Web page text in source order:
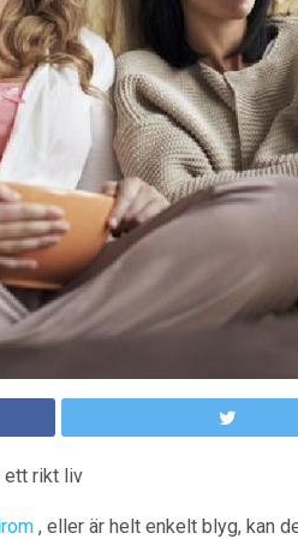
ett rikt liv
, eller är helt enkelt blyg, kan